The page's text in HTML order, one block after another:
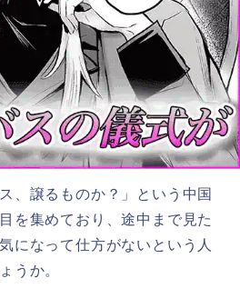
、譲るものか？」という中国
を集めており、途中まで見た
になって仕方がないという人
うか。